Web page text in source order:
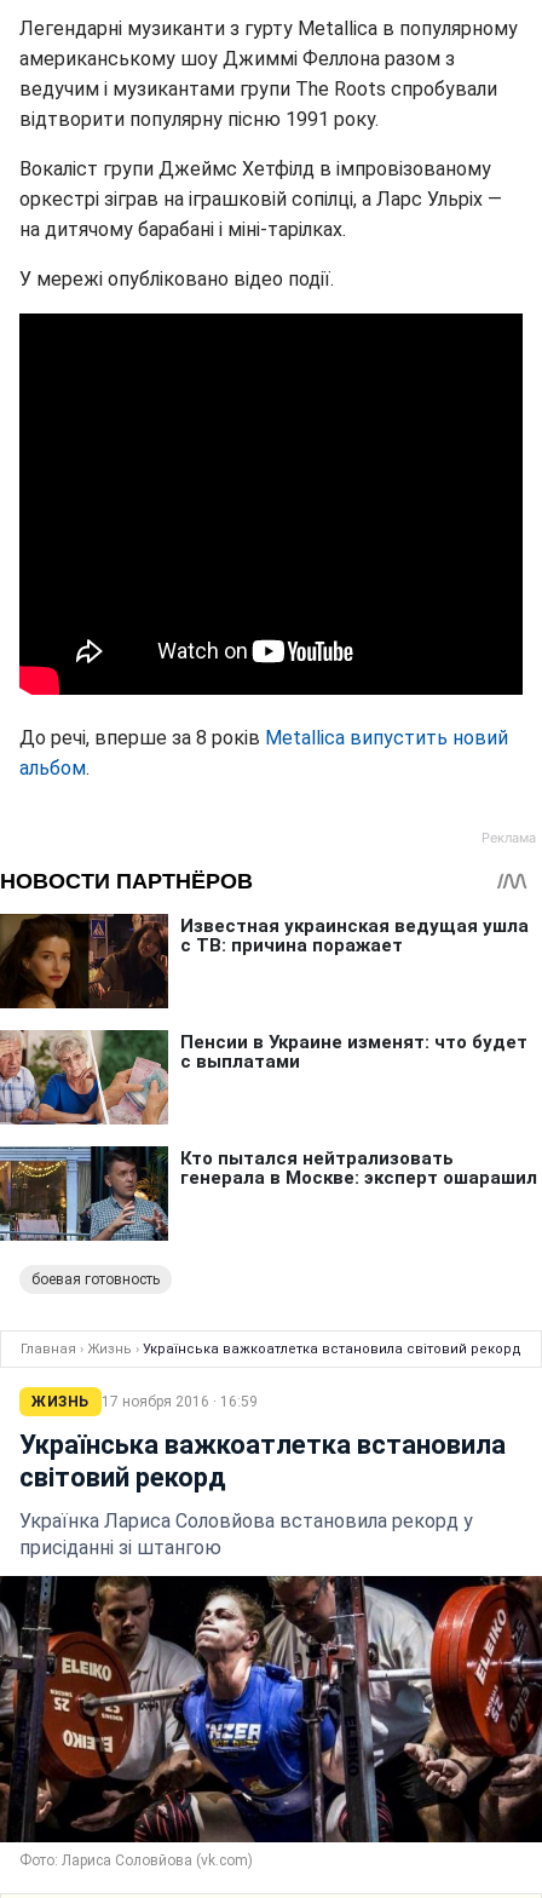
Легендарні музиканти з гурту Metallica в популярному
американському шоу Джиммі Феллона разом з
ведучим і музикантами групи The Roots спробували
відтворити популярну пісню 1991 року.
Вокаліст групи Джеймс Хетфілд в імпровізованому
оркестрі зіграв на іграшковій сопілці, а Ларс Ульріх —
на дитячому барабані і міні-тарілках.
У мережі опубліковано відео події.
До речі, вперше за 8 років Metallica випустить новий
альбом.
боевая готовность
Главная › Жизнь › Українська важкоатлетка встановила світовий рекорд
ЖИЗНЬ 17 ноября 2016 · 16:59
Українська важкоатлетка встановила
світовий рекорд
Українка Лариса Соловйова встановила рекорд у
присіданні зі штангою
Фото: Лариса Соловйова (vk.com)